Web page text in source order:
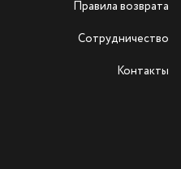
Правила возврата
Сотрудничество
Контакты